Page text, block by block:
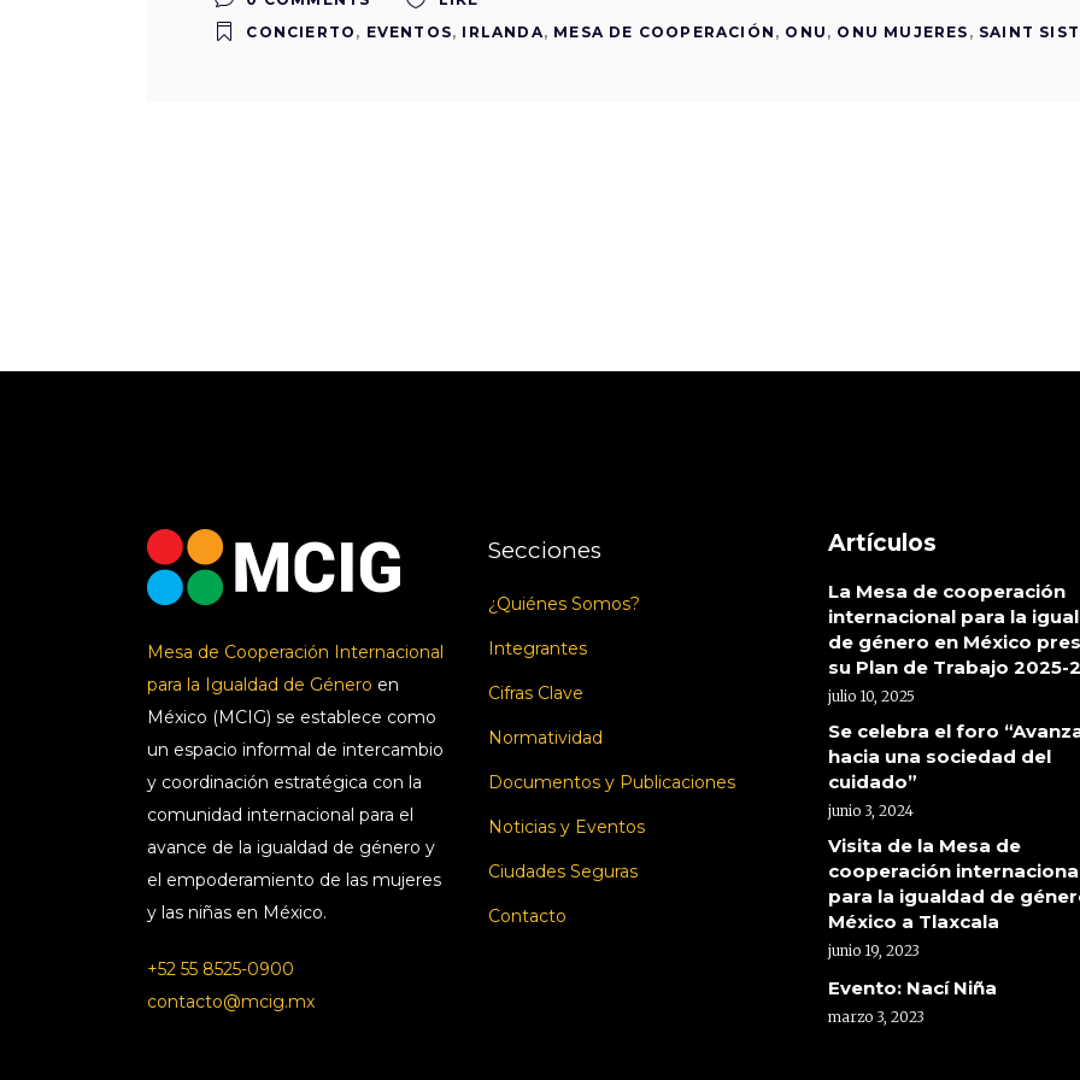
CONCIERTO , EVENTOS, IRLANDA, MESA DE COOPERACIÓN , ONU , ONU MUJERES , SAINT
Mesa de Cooperación Internacional
para la Igualdad de Género en
México (MCIG) se establece como
un espacio informal de intercambio
y coordinación estratégica con la
comunidad internacional para el
avance de la igualdad de género y
el empoderamiento de las mujeres
y las niñas en México.
+52 55 8525-0900
contacto@mcig.mx
Secciones
¿Quiénes Somos?
Integrantes
Cifras Clave
Normatividad
Documentos y Publicaciones
Noticias y Eventos
Ciudades Seguras
Contacto
Artículos
La Mesa de cooperación
internacional para la
de género en México
su Plan de Trabajo 2025-
julio 10, 2025
Se celebra el foro
hacia una sociedad del
cuidado”
junio 3, 2024
Visita de la Mesa de
cooperación
para la igualdad de
México a Tlaxcala
junio 19, 2023
Evento: Nací Niña
marzo 3, 2023